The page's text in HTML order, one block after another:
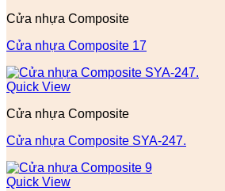
Cửa nhựa Composite
Cửa nhựa Composite 17
Quick View
Cửa nhựa Composite
Cửa nhựa Composite SYA-247.
Quick View